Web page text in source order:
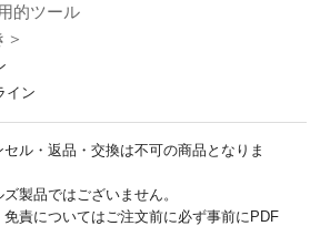
的ツール
イン
ル・返品・交換は不可の商品となりま
製品ではございません。
責についてはご注文前に必ず事前にPDF